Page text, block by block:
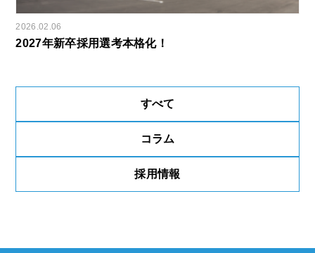
2026.02.06
2027年新卒採用選考本格化！
すべて
コラム
採用情報